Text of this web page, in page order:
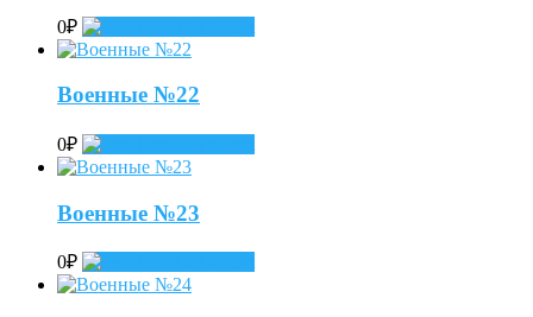
0₽
Военные №22
0₽
Военные №23
0₽